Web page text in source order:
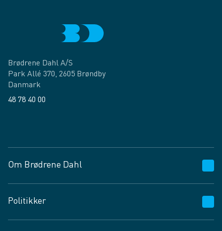
Brødrene Dahl A/S
Park Allé 370, 2605 Brøndby
Danmark
48 78 40 00
Om Brødrene Dahl
Vagttelefon 30 10 89 89
Spørgsmål og svar
Politikker